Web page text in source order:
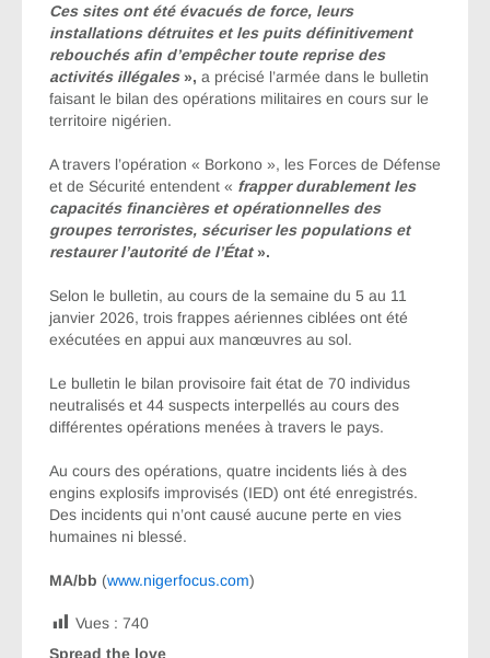
Ces sites ont été évacués de force, leurs
installations détruites et les puits définitivement
rebouchés afin d’empêcher toute reprise des
activités illégales», a précisé l’armée dans le bulletin
faisant le bilan des opérations militaires en cours sur le
territoire nigérien.
A travers l’opération « Borkono », les Forces de Défense
et de Sécurité entendent « frapper durablement les
capacités financières et opérationnelles des
groupes terroristes, sécuriser les populations et
restaurer l’autorité de l’État».
Selon le bulletin, au cours de la semaine du 5 au 11
janvier 2026, trois frappes aériennes ciblées ont été
exécutées en appui aux manœuvres au sol.
Le bulletin le bilan provisoire fait état de 70 individus
neutralisés et 44 suspects interpellés au cours des
différentes opérations menées à travers le pays.
Au cours des opérations, quatre incidents liés à des
engins explosifs improvisés (IED) ont été enregistrés.
Des incidents qui n’ont causé aucune perte en vies
humaines ni blessé.
MA/bb (www.nigerfocus.com)
Vues : 740
Spread the love